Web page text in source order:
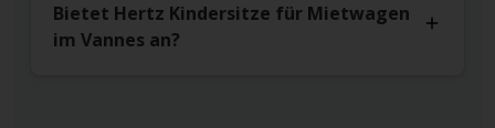
Bietet Hertz Kindersitze für Mietwagen
im Vannes an?